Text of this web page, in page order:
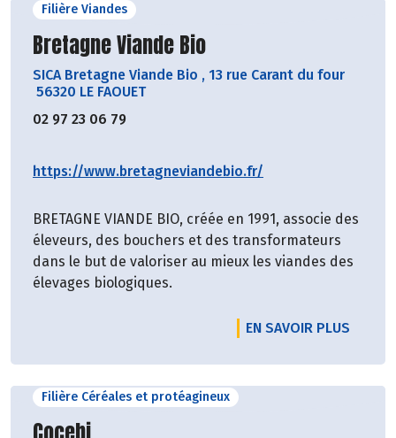
Filière Viandes
Découvrir le producteur
Bretagne Viande Bio
SICA Bretagne Viande Bio , 13 rue Carant du four
56320 LE FAOUET
02 97 23 06 79
https://www.bretagneviandebio.fr/
BRETAGNE VIANDE BIO, créée en 1991, associe des
éleveurs, des bouchers et des transformateurs
dans le but de valoriser au mieux les viandes des
élevages biologiques.
EN SAVOIR PLUS
Filière Céréales et protéagineux